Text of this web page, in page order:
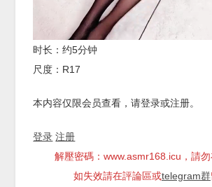
时长：约5分钟
尺度：R17
本内容仅限会员查看，请登录或注册。
登录 注册
解壓密碼：www.asmr168.icu，請勿
如失效請在評論區或telegram群